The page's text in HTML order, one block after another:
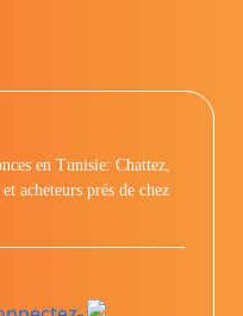
en Tunisie: Chattez,
acheteurs prés de chez